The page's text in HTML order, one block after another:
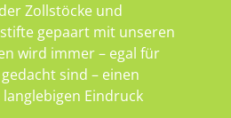
Zollstöcke und
gepaart mit unseren
wird immer – egal für
sind – einen
Eindruck